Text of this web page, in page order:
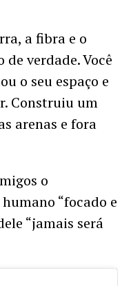
a fibra e o
verdade. Você
o seu espaço e
Construiu um
arenas e fora
o
“focado e
“jamais será